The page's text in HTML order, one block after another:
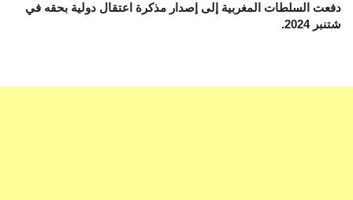
دفعت السلطات المغربية إلى إصدار مذكرة اعتقال دولية بحقه في
شتنبر 2024.